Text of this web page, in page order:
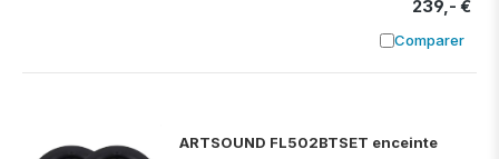
239,- €
Comparer
Ajouter à
ARTSOUND FL502BTSET enceinte